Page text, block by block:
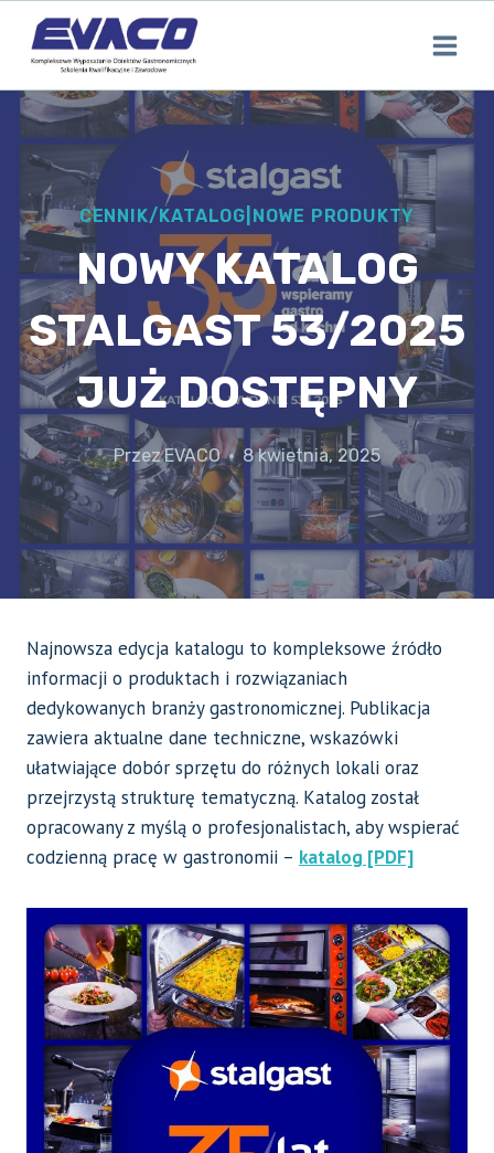
Przejdź
CENNIK/KATALOG NOWE PRODUKTY
NOWY KATALOG
STALGAST 53/2025
JUŻ DOSTĘPNY
PrzezEVACO 8 kwietnia, 2025
Najnowsza edycja katalogu to kompleksowe źródło
informacji o produktach i rozwiązaniach
dedykowanych branży gastronomicznej. Publikacja
zawiera aktualne dane techniczne, wskazówki
ułatwiające dobór sprzętu do różnych lokali oraz
przejrzystą strukturę tematyczną. Katalog został
opracowany z myślą o profesjonalistach, aby wspierać
codzienną pracę w gastronomii – katalog [PDF]